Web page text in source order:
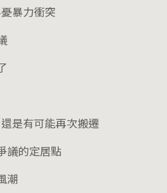
暴力衝突
是有可能再次搬遷
議的定居點
潮